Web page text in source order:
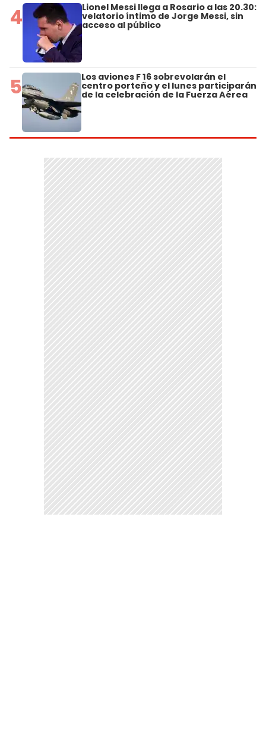
4 Lionel Messi llega a Rosario a las 20.30:
velatorio íntimo de Jorge Messi, sin
acceso al público
5 Los aviones F 16 sobrevolarán el
centro porteño y el lunes participarán
de la celebración de la Fuerza Aérea